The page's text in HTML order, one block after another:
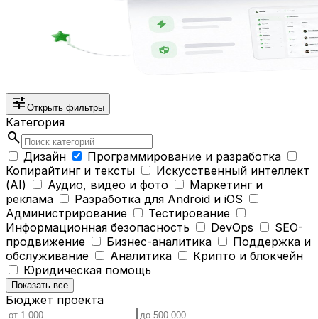
tune Открыть фильтры
Категория
search
Дизайн
Программирование и разработка
Копирайтинг и тексты
Искусственный интеллект
(AI)
Аудио, видео и фото
Маркетинг и
реклама
Разработка для Android и iOS
Администрирование
Тестирование
Информационная безопасность
DevOps
SEO-
продвижение
Бизнес-аналитика
Поддержка и
обслуживание
Аналитика
Крипто и блокчейн
Юридическая помощь
Показать все
Бюджет проекта